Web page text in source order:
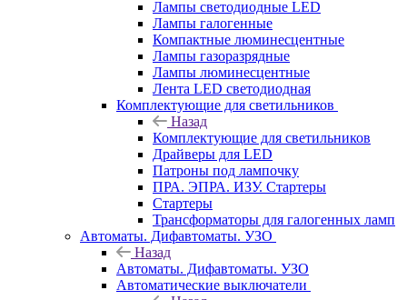
Лампы светодиодные LED
Лампы галогенные
Компактные люминесцентные
Лампы газоразрядные
Лампы люминесцентные
Лента LED светодиодная
Комплектующие для светильников
Назад
Комплектующие для светильников
Драйверы для LED
Патроны под лампочку
ПРА. ЭПРА. ИЗУ. Стартеры
Стартеры
Трансформаторы для галогенных ламп
Автоматы. Дифавтоматы. УЗО
Назад
Автоматы. Дифавтоматы. УЗО
Автоматические выключатели